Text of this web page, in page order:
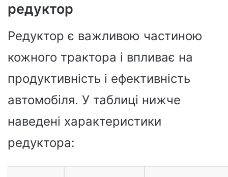
редуктор
Редуктор є важливою частиною
кожного трактора і впливає на
продуктивність і ефективність
автомобіля. У таблиці нижче
наведені характеристики
редуктора: